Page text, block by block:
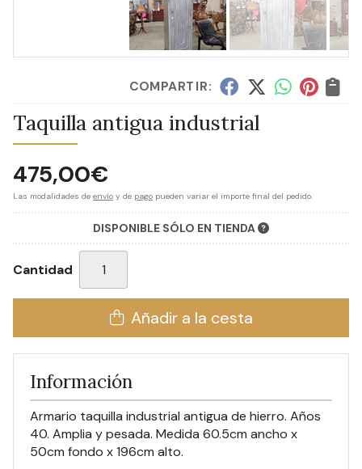
COMPARTIR:
Taquilla antigua industrial
475,00€
Las modalidades de envío y de pago pueden variar el importe final del pedido.
DISPONIBLE SÓLO EN TIENDA
Cantidad
Añadir a la cesta
Información
Armario taquilla industrial antigua de hierro. Años
40. Amplia y pesada. Medida 60.5cm ancho x
50cm fondo x 196cm alto.